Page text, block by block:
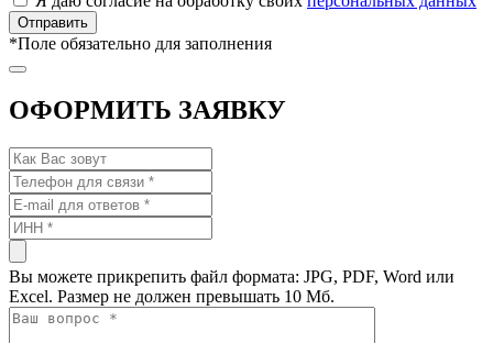
*Поле обязательно для заполнения
ОФОРМИТЬ ЗАЯВКУ
Вы можете прикрепить файл формата: JPG, PDF, Word или
Excel. Размер не должен превышать 10 Мб.